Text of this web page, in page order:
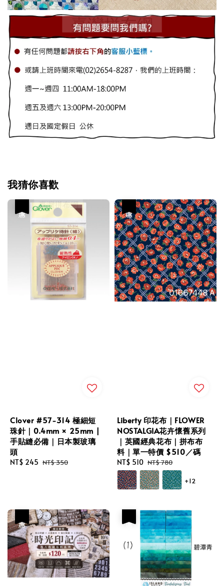
我猜你喜歡
Clover #57-314 極細短
珠針｜0.4mm × 25mm |
手貼縫必備｜日本製玻璃
頭
Sale
NT$ 245 Regular
NT$ 350
Liberty 印花布｜FLOWER
NOSTALGIA花卉懷舊系列
｜英國經典花布｜拼布布
料｜單一特價 $510／碼
Sale
price
NT$ 510 Regular
price
NT$ 780
+12